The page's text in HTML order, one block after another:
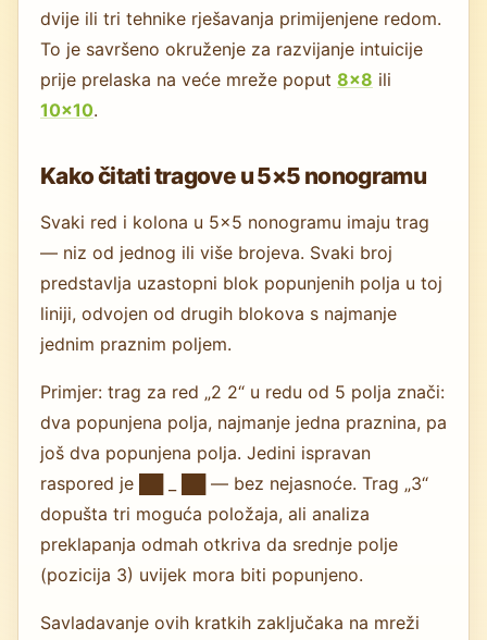
dvije ili tri tehnike rješavanja primijenjene redom.
To je savršeno okruženje za razvijanje intuicije
prije prelaska na veće mreže poput 8×8 ili
10×10.
Kako čitati tragove u 5×5 nonogramu
Svaki red i kolona u 5×5 nonogramu imaju trag
— niz od jednog ili više brojeva. Svaki broj
predstavlja uzastopni blok popunjenih polja u toj
liniji, odvojen od drugih blokova s najmanje
jednim praznim poljem.
Primjer: trag za red „2 2“ u redu od 5 polja znači:
dva popunjena polja, najmanje jedna praznina, pa
još dva popunjena polja. Jedini ispravan
raspored je ██ _ ██ — bez nejasnoće. Trag „3“
dopušta tri moguća položaja, ali analiza
preklapanja odmah otkriva da srednje polje
(pozicija 3) uvijek mora biti popunjeno.
Savladavanje ovih kratkih zaključaka na mreži